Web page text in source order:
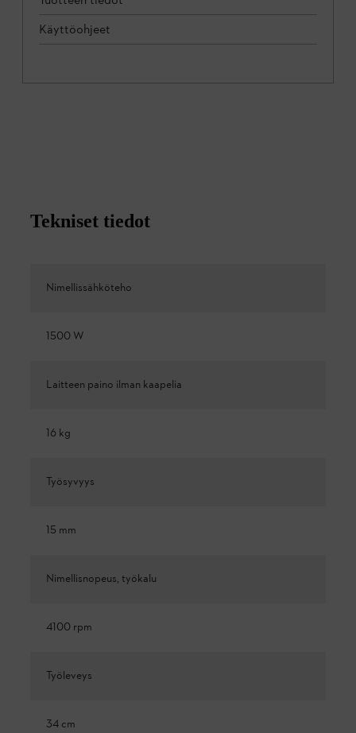
Käyttöohjeet
Tekniset tiedot
Nimellissähköteho
1500 W
Laitteen paino ilman kaapelia
16 kg
Työsyvyys
15 mm
Nimellisnopeus, työkalu
4100 rpm
Työleveys
34 cm